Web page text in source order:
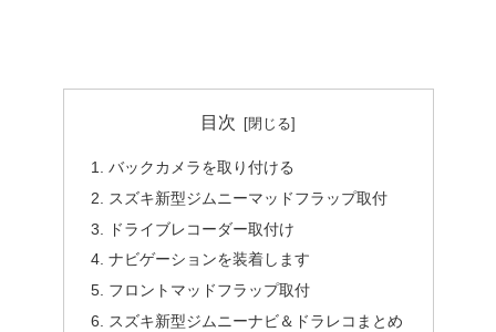
目次
バックカメラを取り付ける
スズキ新型ジムニーマッドフラップ取付
ドライブレコーダー取付け
ナビゲーションを装着します
フロントマッドフラップ取付
スズキ新型ジムニーナビ＆ドラレコまとめ